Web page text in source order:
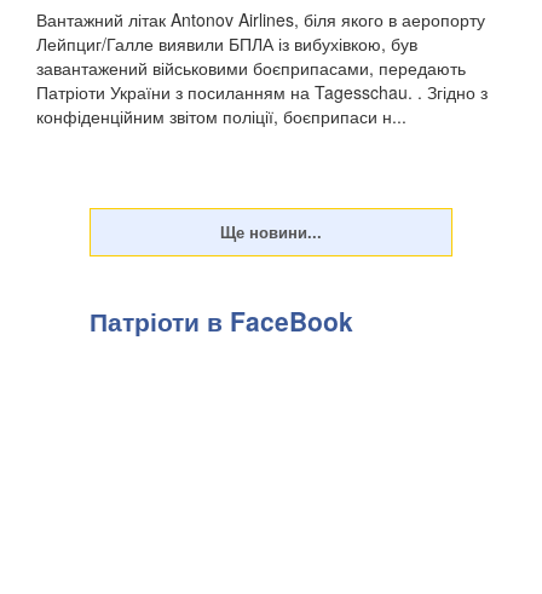
Вантажний літак Antonov Airlines, біля якого в аеропорту
Лейпциг/Галле виявили БПЛА із вибухівкою, був
завантажений військовими боєприпасами, передають
Патріоти України з посиланням на Tagesschau. . Згідно з
конфіденційним звітом поліції, боєприпаси н...
Патріоти в FaceBook